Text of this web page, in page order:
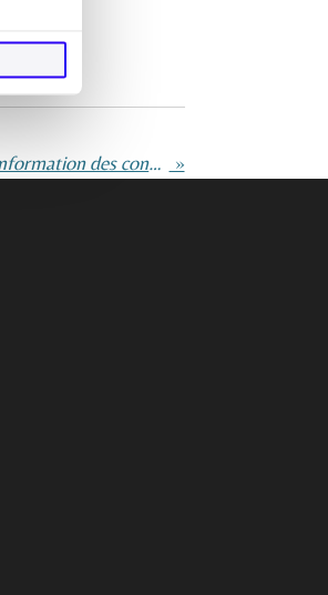
PROTECTION DES CONSOMMATEURS - Information des consommateurs - Obligation générale d'information »